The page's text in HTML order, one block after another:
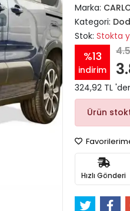
Marka:
Kategori:
Stok: Stokta
%13
indirim
324,92 TL
Ürün
Hızlı Gönderi